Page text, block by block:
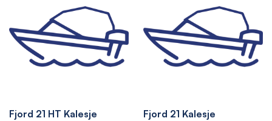
Fjord 21 HT Kalesje Fjord 21 Kalesje